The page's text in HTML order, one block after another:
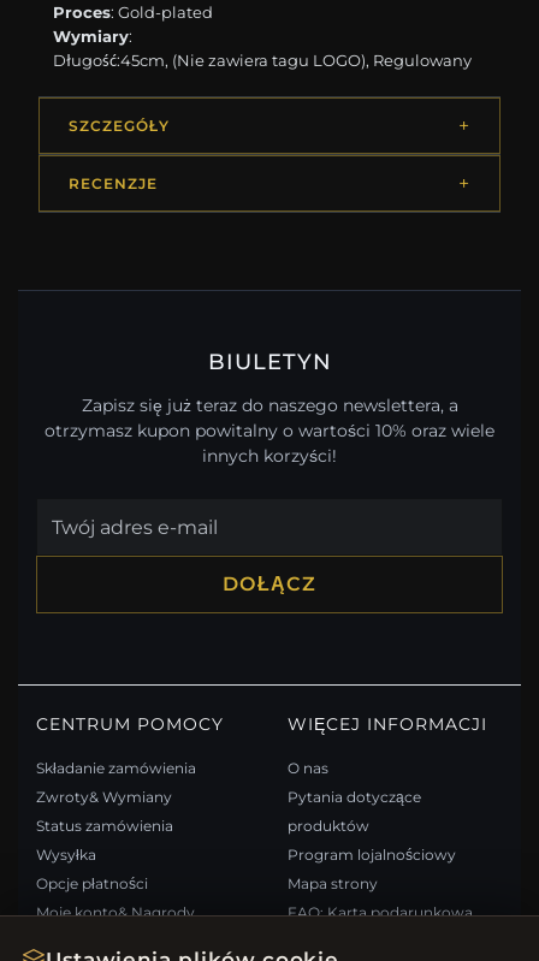
Proces: Gold-plated
Wymiary:
Długość:45cm, (Nie zawiera tagu LOGO), Regulowany
SZCZEGÓŁY
RECENZJE
BIULETYN
Zapisz się już teraz do naszego newslettera, a
otrzymasz kupon powitalny o wartości 10% oraz wiele
innych korzyści!
DOŁĄCZ
CENTRUM POMOCY
Składanie zamówienia
Zwroty& Wymiany
Status zamówienia
Wysyłka
Opcje płatności
Moje konto& Nagrody
WIĘCEJ INFORMACJI
O nas
Pytania dotyczące
produktów
Program lojalnościowy
Mapa strony
FAQ: Karta podarunkowa